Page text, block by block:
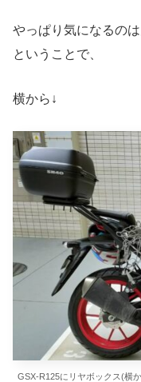
やっぱり気になるの
ということで、
横から↓
GSX-R125にリヤボックス(横